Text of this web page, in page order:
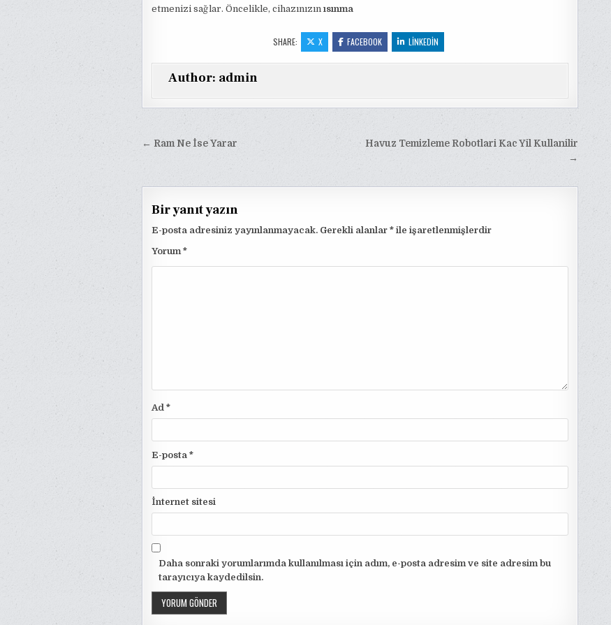
etmenizi sağlar. Öncelikle, cihazınızın ısınma
SHARE: X FACEBOOK LINKEDIN
Author: admin
Yazı
Havuz Temizleme Robotlari Kac Yil Kullanilir
→
← Ram Ne İse Yarar
Bir yanıt yazın
E-posta adresiniz yayınlanmayacak. Gerekli alanlar * ile işaretlenmişlerdir
Yorum*
Ad *
E-posta *
İnternet sitesi
Daha sonraki yorumlarımda kullanılması için adım, e-posta adresim ve site adresim bu
tarayıcıya kaydedilsin.